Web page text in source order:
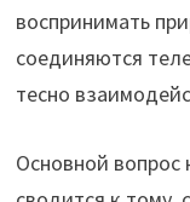
воспринимать
соединяются
тесно
Основной вопрос